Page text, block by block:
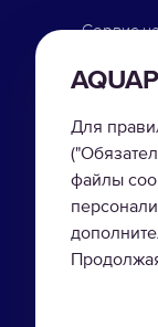
Для
файлы
Сервис
Точки
Блог
Акция с